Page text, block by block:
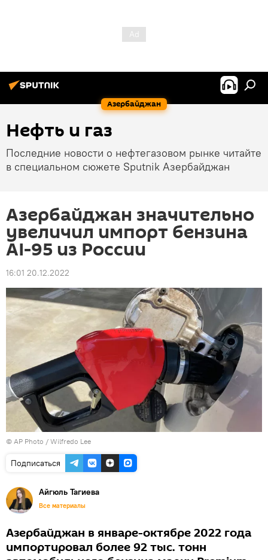
Азербайджан
Нефть и газ
Последние новости о нефтегазовом рынке читайте
в специальном сюжете Sputnik Азербайджан
Азербайджан значительно
увеличил импорт бензина
AI-95 из России
16:01 20.12.2022
© AP Photo / Wilfredo Lee
Подписаться
Айгюль Тагиева
Все материалы
Азербайджан в январе-октябре 2022 года
импортировал более 92 тыс. тонн